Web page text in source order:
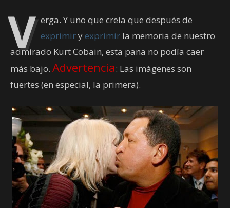
V erga. Y uno que creía que después de
exprimiryexprimir la memoria de nuestro
admirado Kurt Cobain, esta pana no podía caer
más bajo. Advertencia: Las imágenes son
fuertes (en especial, la primera).